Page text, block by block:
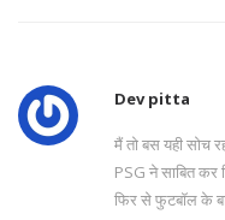
Dev pitta
मैं तो बस यही सोच
PSG ने साबित कर
फिर से फुटबॉल के